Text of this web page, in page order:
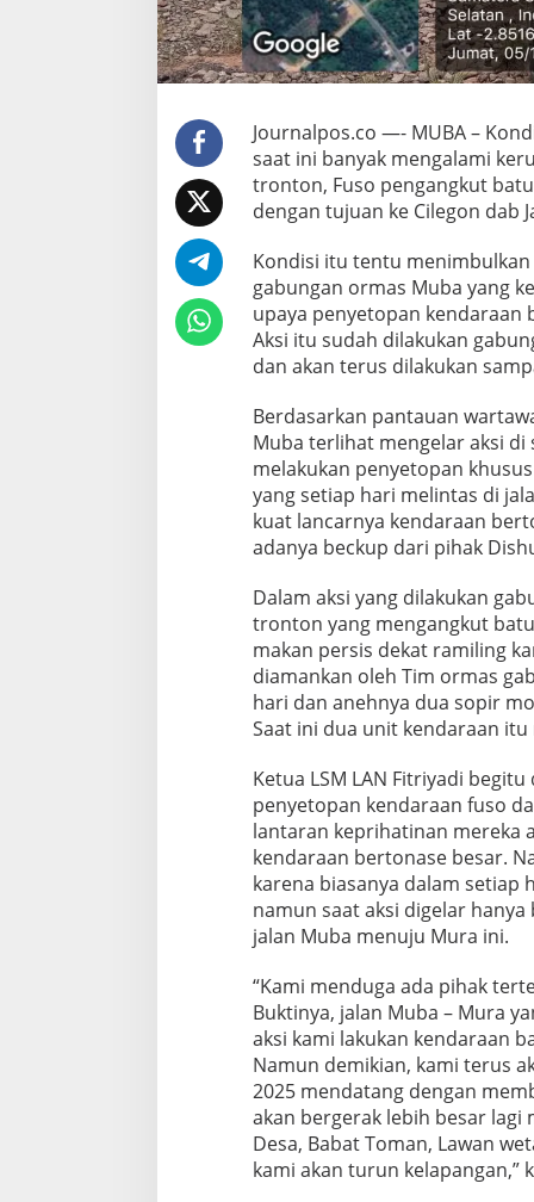
i
l
t
r
n
t
o
n
B
t
u
B
a
a
h
a
t
,
a
k
r
t
L
e
w
a
M
u
b
a
Journalpos.co —- MUBA –
saat ini banyak mengalami
tronton, Fuso pengangkut
dengan tujuan ke Cilegon dab
Kondisi itu tentu
gabungan ormas Muba yang
upaya penyetopan kendaraan
Aksi itu sudah dilakukan
dan akan terus dilakukan
Berdasarkan pantauan
Muba terlihat mengelar aksi
melakukan penyetopan
yang setiap hari melintas di
kuat lancarnya kendaraan
adanya beckup dari pihak
Dalam aksi yang dilakukan
tronton yang mengangkut
makan persis dekat ramiling
diamankan oleh Tim ormas
hari dan anehnya dua sopir
Saat ini dua unit kendaraan
Ketua LSM LAN Fitriyadi
penyetopan kendaraan fuso
lantaran keprihatinan mereka
kendaraan bertonase besar.
karena biasanya dalam setiap
namun saat aksi digelar
jalan Muba menuju Mura ini.
“Kami menduga ada pihak
Buktinya, jalan Muba – Mura
aksi kami lakukan kendaraan
Namun demikian, kami terus
2025 mendatang dengan
akan bergerak lebih besar lagi
Desa, Babat Toman, Lawan
kami akan turun kelapangan,”